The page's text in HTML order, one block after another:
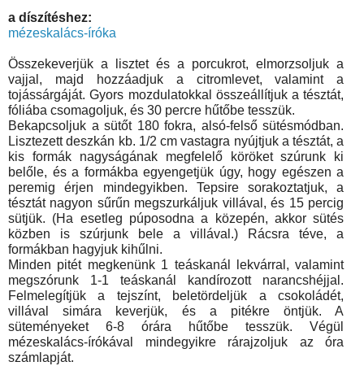
a díszítéshez:
mézeskalács-íróka
Összekeverjük a lisztet és a porcukrot, elmorzsoljuk a
vajjal, majd hozzáadjuk a citromlevet, valamint a
tojássárgáját. Gyors mozdulatokkal összeállítjuk a tésztát,
fóliába csomagoljuk, és 30 percre hűtőbe tesszük.
Bekapcsoljuk a sütőt 180 fokra, alsó-felső sütésmódban.
Lisztezett deszkán kb. 1/2 cm vastagra nyújtjuk a tésztát, a
kis formák nagyságának megfelelő köröket szúrunk ki
belőle, és a formákba egyengetjük úgy, hogy egészen a
peremig érjen mindegyikben. Tepsire sorakoztatjuk, a
tésztát nagyon sűrűn megszurkáljuk villával, és 15 percig
sütjük. (Ha esetleg púposodna a közepén, akkor sütés
közben is szúrjunk bele a villával.) Rácsra téve, a
formákban hagyjuk kihűlni.
Minden pitét megkenünk 1 teáskanál lekvárral, valamint
megszórunk 1-1 teáskanál kandírozott narancshéjjal.
Felmelegítjük a tejszínt, beletördeljük a csokoládét,
villával simára keverjük, és a pitékre öntjük. A
süteményeket 6-8 órára hűtőbe tesszük. Végül
mézeskalács-írókával mindegyikre rárajzoljuk az óra
számlapját.